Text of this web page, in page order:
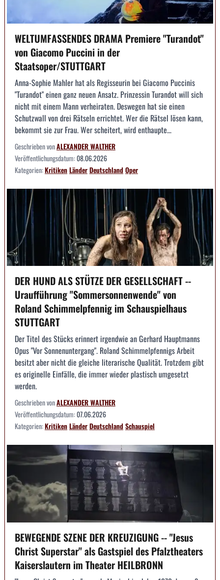
WELTUMFASSENDES DRAMA Premiere "Turandot"
von Giacomo Puccini in der
Staatsoper/STUTTGART
Anna-Sophie Mahler hat als Regisseurin bei Giacomo Puccinis
"Turandot" einen ganz neuen Ansatz. Prinzessin Turandot will sich
nicht mit einem Mann verheiraten. Deswegen hat sie einen
Schutzwall von drei Rätseln errichtet. Wer die Rätsel lösen kann,
bekommt sie zur Frau. Wer scheitert, wird enthaupte...
Geschrieben vonALEXANDER WALTHER
Veröffentlichungsdatum:08.06.2026
Kategorien:KritikenLänderDeutschlandOper
DER HUND ALS STÜTZE DER GESELLSCHAFT --
Uraufführung "Sommersonnenwende" von
Roland Schimmelpfennig im Schauspielhaus
STUTTGART
Der Titel des Stücks erinnert irgendwie an Gerhard Hauptmanns
Opus "Vor Sonnenuntergang". Roland Schimmelpfennigs Arbeit
besitzt aber nicht die gleiche literarische Qualität. Trotzdem gibt
es originelle Einfälle, die immer wieder plastisch umgesetzt
werden.
Geschrieben vonALEXANDER WALTHER
Veröffentlichungsdatum:07.06.2026
Kategorien:KritikenLänderDeutschlandSchauspiel
BEWEGENDE SZENE DER KREUZIGUNG -- "Jesus
Christ Superstar" als Gastspiel des Pfalztheaters
Kaiserslautern im Theater HEILBRONN